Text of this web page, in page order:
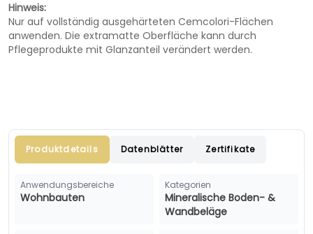
Hinweis:
Nur auf vollständig ausgehärteten Cemcolori-Flächen
anwenden. Die extramatte Oberfläche kann durch
Pflegeprodukte mit Glanzanteil verändert werden.
Produktdetails Datenblätter Zertifikate
Anwendungsbereiche
Wohnbauten
Kategorien
Mineralische Boden- &
Wandbeläge